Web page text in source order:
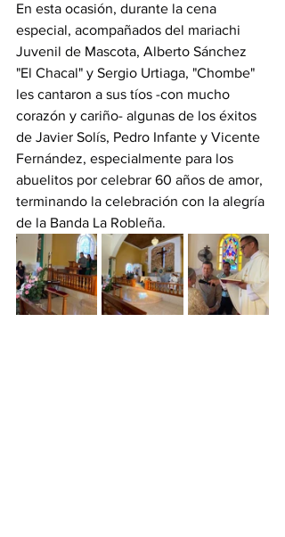
En esta ocasión, durante la cena
especial, acompañados del mariachi
Juvenil de Mascota, Alberto Sánchez
"El Chacal" y Sergio Urtiaga, "Chombe"
les cantaron a sus tíos -con mucho
corazón y cariño- algunas de los éxitos
de Javier Solís, Pedro Infante y Vicente
Fernández, especialmente para los
abuelitos por celebrar 60 años de amor,
terminando la celebración con la alegría
de la Banda La Robleña.